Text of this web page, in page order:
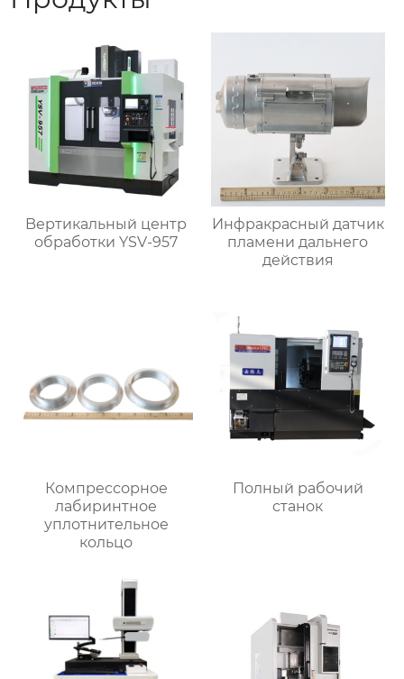
Bертикальный центр
обработки YSV-957
Инфракрасный датчик
пламени дальнего
действия
Компрессорное
лабиринтное
уплотнительное
кольцо
Полный рабочий
станок